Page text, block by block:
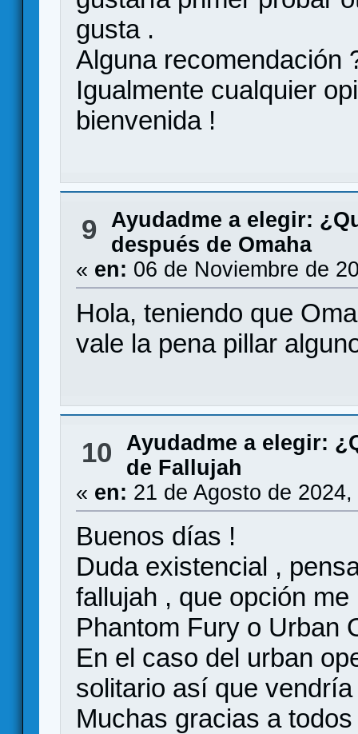
gusta .
Alguna recomendación
Igualmente cualquier
bienvenida !
9 Ayudadme a elegir:
después de Omaha
« en: 06 de Noviembre de
Hola, teniendo que
vale la pena pillar
10
Ayudadme a elegir:
de Fallujah
« en: 21 de Agosto de
Buenos días !
Duda existencial ,
fallujah , que opción
Phantom Fury o Urban
En el caso del urban
solitario así que
Muchas gracias a todos